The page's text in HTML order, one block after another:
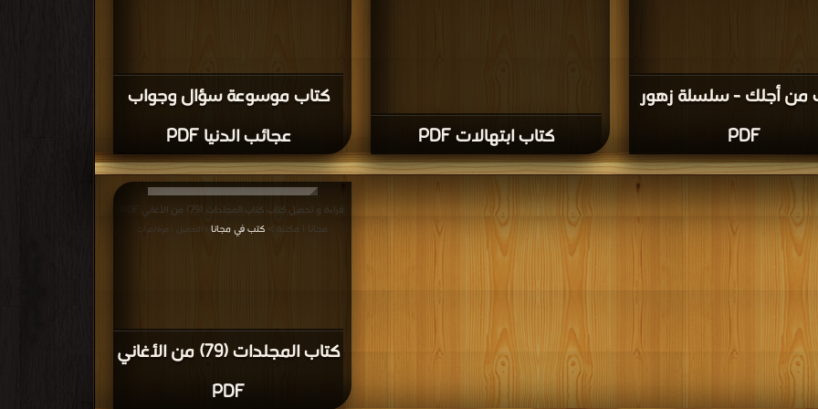
كتاب موسوعة سؤال وجواب
عجائب الدنيا PDF
كتاب ابتهالات PDF
من أجلك - سلسلة زهور
PDF
كتاب المجلدات (79) من الأغاني
PDF
مجانا | مكتبة > كتب في مجانا| التحميل : مرة/مرات